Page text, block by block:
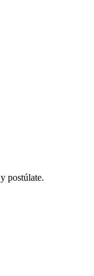
postúlate.